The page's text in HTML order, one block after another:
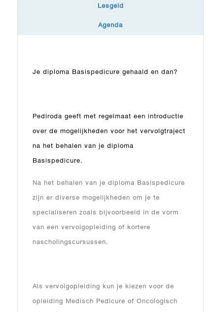
Lesgeld
Agenda
Je diploma Basispedicure gehaald en dan?
Pediroda geeft met regelmaat een introductie
over de mogelijkheden voor het vervolgtraject
na het behalen van je diploma
Basispedicure.
Na het behalen van je diploma Basispedicure
zijn er diverse mogelijkheden om je te
specialiseren zoals bijvoorbeeld in de vorm
van een vervolgopleiding of kortere
nascholingscursussen.
Als vervolgopleiding kun je kiezen voor de
opleiding Medisch Pedicure of Oncologisch